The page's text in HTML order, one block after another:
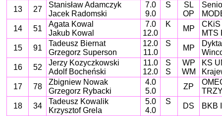
13 27
Stanisław Adamczyk
Jacek Radomski
7.0
9.0
S
SL
OP
14
51
Agata Kowal
Jakub Kowal
7.0
12.0
K
MP
CKiS
MTS
15
91
Tadeusz Biernat
Grzegorz Superson
12.0
11.0
S
MP
16
52
Jerzy Kozyczkowski
Adolf Bocheński
11.0
12.0
S
S
WP
WM
KS
17
78
Zbigniew Nowak
Grzegorz Rybacki
4.0
5.0
ZP
18
34
Tadeusz Kowalik
Krzysztof Grela
5.0
4.0
S
DS BKB